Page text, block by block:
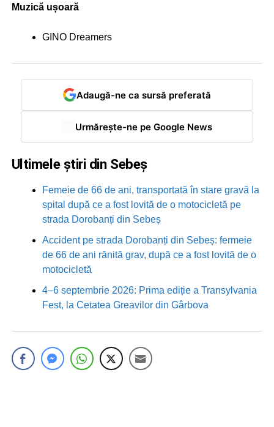
Muzică ușoară
GINO Dreamers
Adaugă-ne ca sursă preferată
Urmărește-ne pe Google News
Ultimele știri din Sebeș
Femeie de 66 de ani, transportată în stare gravă la
spital după ce a fost lovită de o motocicletă pe
strada Dorobanți din Sebeș
Accident pe strada Dorobanți din Sebeș: fermeie
de 66 de ani rănită grav, după ce a fost lovită de o
motocicletă
4–6 septembrie 2026: Prima ediție a Transylvania
Fest, la Cetatea Greavilor din Gârbova